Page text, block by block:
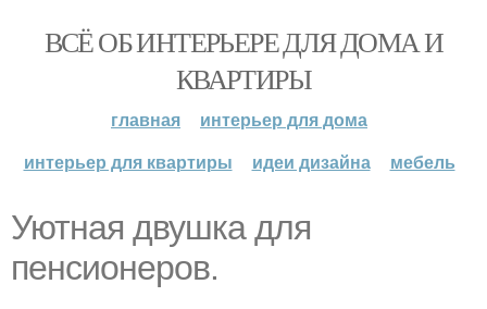
ВСЁ ОБ ИНТЕРЬЕРЕ ДЛЯ ДОМА И
КВАРТИРЫ
главная
интерьер для дома
интерьер для квартиры
идеи дизайна мебель
Уютная двушка для
пенсионеров.